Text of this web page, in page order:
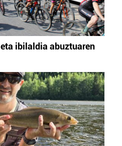
ibilaldia abuztuaren